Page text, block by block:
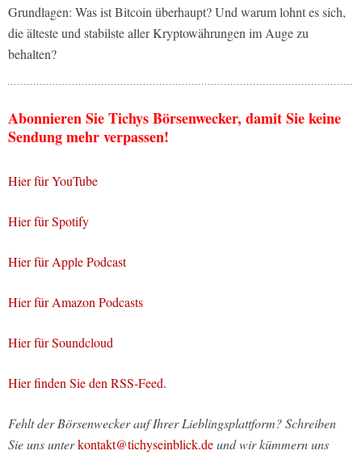
Grundlagen: Was ist Bitcoin überhaupt? Und warum lohnt es sich,
die älteste und stabilste aller Kryptowährungen im Auge zu
behalten?
Abonnieren Sie Tichys Börsenwecker, damit Sie keine
Sendung mehr verpassen!
Hier für YouTube
Hier für Spotify
Hier für Apple Podcast
Hier für Amazon Podcasts
Hier für Soundcloud
Hier finden Sie den RSS-Feed.
Fehlt der Börsenwecker auf Ihrer Lieblingsplattform? Schreiben
Sie uns unterkontakt@tichyseinblick.deund wir kümmern uns